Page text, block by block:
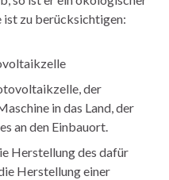
ist zu berücksichtigen:
der
in das Land, der
an den Einbauort.
Herstellung des dafür
Herstellung einer